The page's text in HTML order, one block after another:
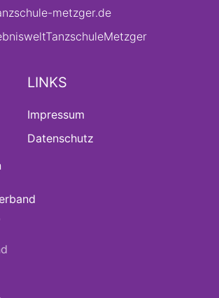
metzger.de
LINKS
Impressum
Datenschutz